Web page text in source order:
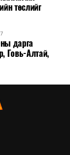
төслийг
дарга
Говь-Алтай,